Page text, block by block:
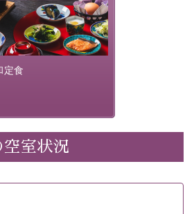
食
無料参拝バス（事前予約制）
用意
ニティをご用意
チェックアウト10時
食
作和会席 美湖膳（二十四節気と
定食
とした和食膳に使わ
は、諏訪の名産品を
に取り入れ、安心・
掛けた長野県産...
空室状況